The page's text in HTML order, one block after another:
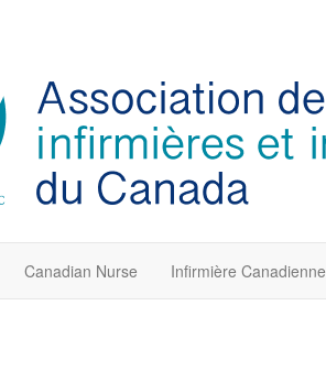
Canadian Nurse Infirmière Canadienne